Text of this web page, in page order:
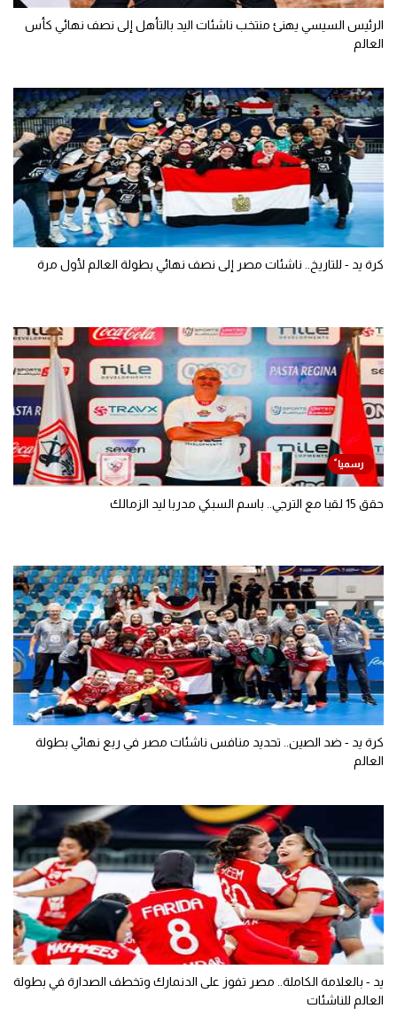
الرئيس السيسي يهنئ منتخب ناشئات اليد بالتأهل إلى نصف نهائي كأس
العالم
كرة يد - للتاريخ.. ناشئات مصر إلى نصف نهائي بطولة العالم لأول مرة
حقق 15 لقبا مع الترجي.. باسم السبكي مدربا ليد الزمالك
كرة يد - ضد الصين.. تحديد منافس ناشئات مصر في ربع نهائي بطولة
العالم
يد - بالعلامة الكاملة.. مصر تفوز على الدنمارك وتخطف الصدارة في بطولة
العالم للناشئات